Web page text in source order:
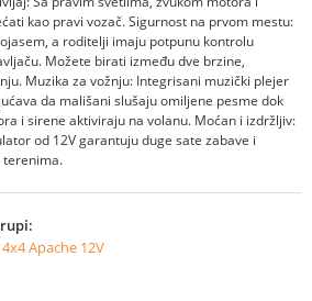
kao pravi vozač. Sigurnost na prvom mestu:
a roditelji imaju potpunu kontrolu
Možete birati između dve brzine,
Muzika za vožnju: Integrisani muzički plejer
da mališani slušaju omiljene pesme dok
i sirene aktiviraju na volanu. Moćan i izdržljiv:
od 12V garantuju duge sate zabave i
terenima.
Apache 12V